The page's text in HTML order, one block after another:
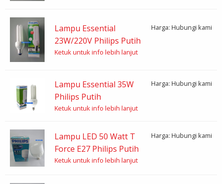
Lampu Essential
23W/220V Philips Putih
Harga: Hubungi kami
Ketuk untuk info lebih lanjut
Lampu Essential 35W
Philips Putih
Harga: Hubungi kami
Ketuk untuk info lebih lanjut
Lampu LED 50 Watt T
Force E27 Philips Putih
Harga: Hubungi kami
Ketuk untuk info lebih lanjut